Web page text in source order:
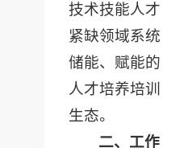
技术技能人才
紧缺领域系统
储能、赋能的
人才培养培训
生态。
二、工作